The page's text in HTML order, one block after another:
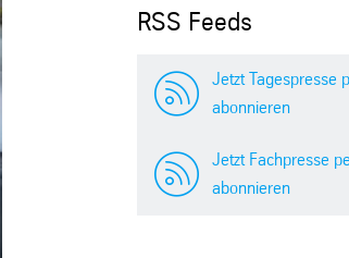
RSS Feeds
Jetzt Tagespresse
abonnieren
Jetzt Fachpresse
abonnieren